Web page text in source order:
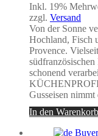
Inkl. 19%
zzgl. Versand
Von der Sonne
Hochland, Fisch
Provence.
schonend
Gusseisen
In den Warenkorb